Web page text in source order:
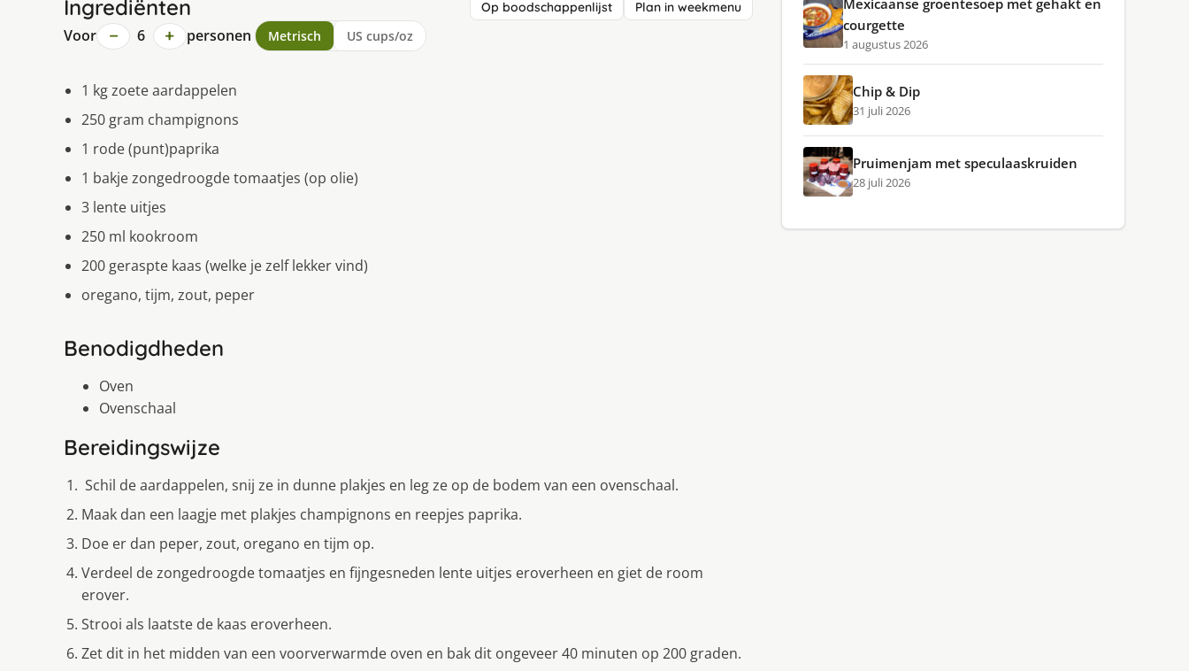
Ingrediënten Op boodschappenlijst Plan in weekmenu
Voor − 6 + personen Metrisch US cups/oz
1 kg zoete aardappelen
250 gram champignons
1 rode (punt)paprika
1 bakje zongedroogde tomaatjes (op olie)
3 lente uitjes
250 ml kookroom
200 geraspte kaas (welke je zelf lekker vind)
oregano, tĳm, zout, peper
Benodigdheden
Oven
Ovenschaal
Bereidingswijze
Schil de aardappelen, snĳ ze in dunne plakjes en leg ze op de bodem van een ovenschaal.
Maak dan een laagje met plakjes champignons en reepjes paprika.
Doe er dan peper, zout, oregano en tĳm op.
Verdeel de zongedroogde tomaatjes en fijngesneden lente uitjes eroverheen en giet de room
erover.
Strooi als laatste de kaas eroverheen.
Zet dit in het midden van een voorverwarmde oven en bak dit ongeveer 40 minuten op 200 graden.
Mexicaanse groentesoep met gehakt en
courgette
1 augustus 2026
Chip & Dip
31 juli 2026
Pruimenjam met speculaaskruiden
28 juli 2026